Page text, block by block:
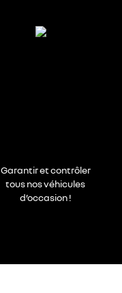
Garantir et contrôler
tous nos véhicules
d’occasion !